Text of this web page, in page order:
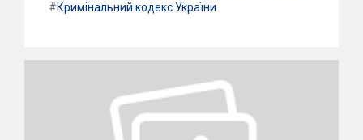
#Кримінальний кодекс України